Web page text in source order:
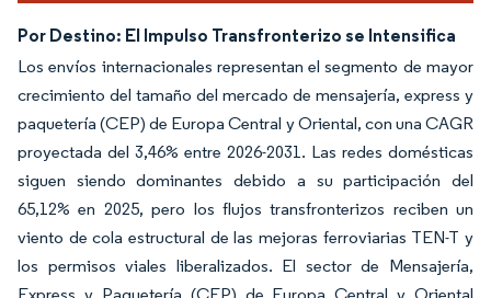
Por Destino: El Impulso Transfronterizo se Intensifica
Los envíos internacionales representan el segmento de mayor
crecimiento del tamaño del mercado de mensajería, express y
paquetería (CEP) de Europa Central y Oriental, con una CAGR
proyectada del 3,46% entre 2026-2031. Las redes domésticas
siguen siendo dominantes debido a su participación del
65,12% en 2025, pero los flujos transfronterizos reciben un
viento de cola estructural de las mejoras ferroviarias TEN-T y
los permisos viales liberalizados. El sector de Mensajería,